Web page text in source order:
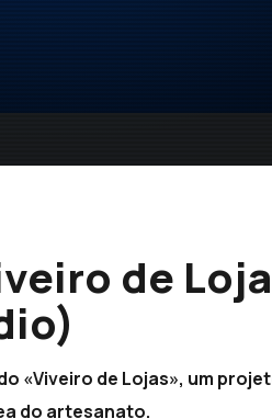
de
«Viveiro de Lojas», um
do artesanato.